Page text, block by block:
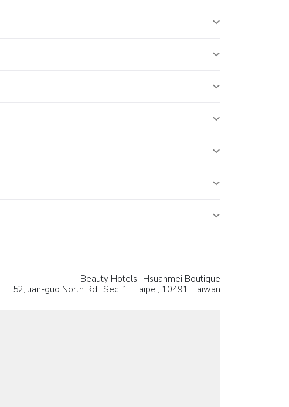
Beauty Hotels -Hsuanmei Boutique
52, Jian-guo North Rd., Sec. 1 , Taipei, 10491, Taiwan